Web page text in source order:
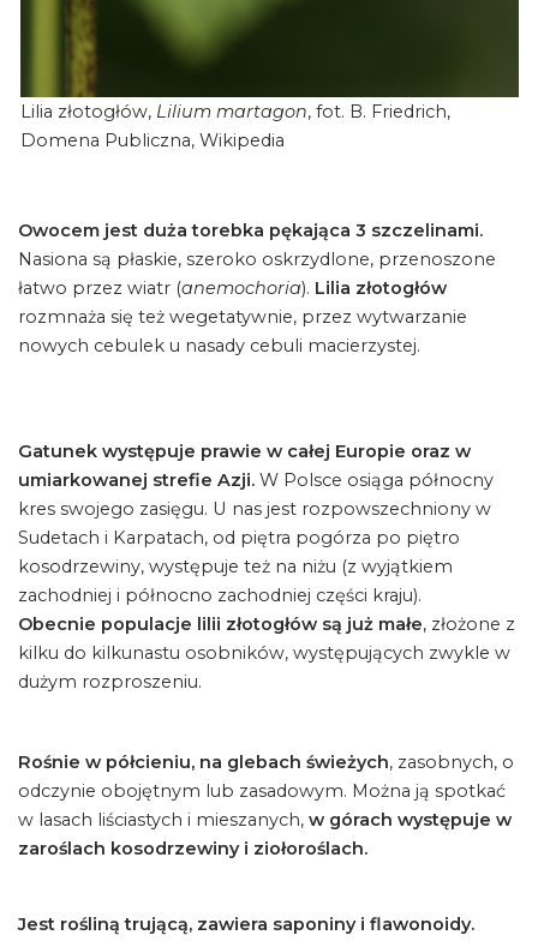
Lilia złotogłów, Lilium martagon, fot. B. Friedrich,
Domena Publiczna, Wikipedia
Owocem jest duża torebka pękająca 3 szczelinami.
Nasiona są płaskie, szeroko oskrzydlone, przenoszone
łatwo przez wiatr (anemochoria). Lilia złotogłów
rozmnaża się też wegetatywnie, przez wytwarzanie
nowych cebulek u nasady cebuli macierzystej.
Gatunek występuje prawie w całej Europie oraz w
umiarkowanej strefie Azji. W Polsce osiąga północny
kres swojego zasięgu. U nas jest rozpowszechniony w
Sudetach i Karpatach, od piętra pogórza po piętro
kosodrzewiny, występuje też na niżu (z wyjątkiem
zachodniej i północno zachodniej części kraju).
Obecnie populacje lilii złotogłów są już małe, złożone z
kilku do kilkunastu osobników, występujących zwykle w
dużym rozproszeniu.
Rośnie w półcieniu, na glebach świeżych, zasobnych, o
odczynie obojętnym lub zasadowym. Można ją spotkać
w lasach liściastych i mieszanych, w górach występuje w
zaroślach kosodrzewiny i ziołoroślach.
Jest rośliną trującą, zawiera saponiny i flawonoidy.